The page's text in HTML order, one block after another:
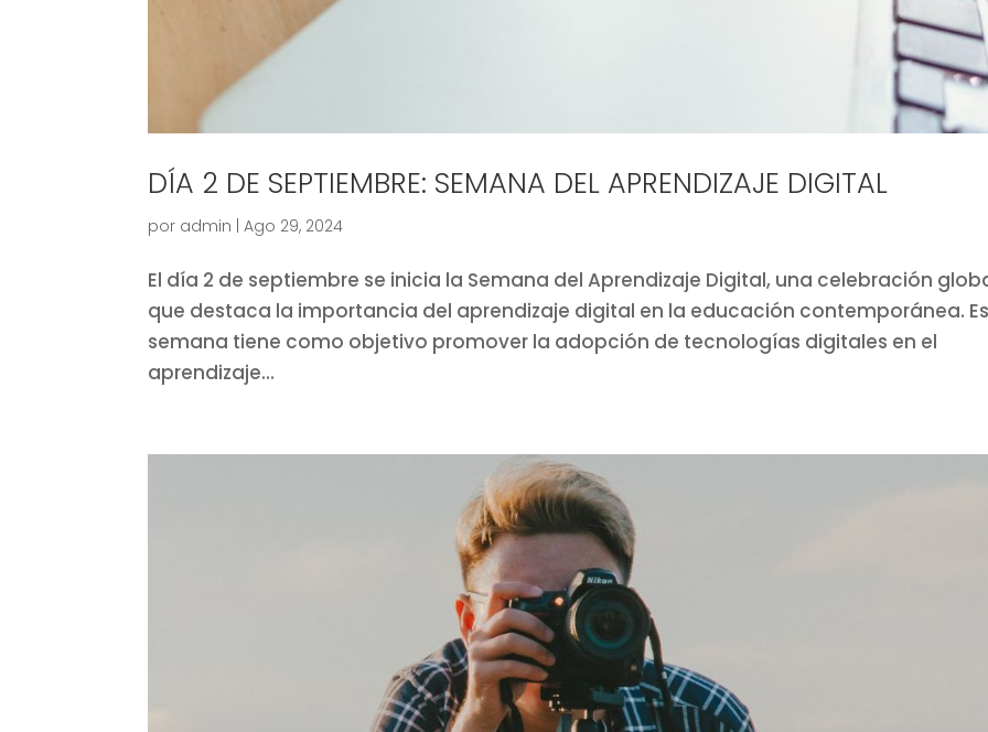
DÍA 2 DE SEPTIEMBRE: SEMANA DEL APRENDIZAJE DIGITAL
por admin |Ago 29, 2024
El día 2 de septiembre se inicia la Semana del Aprendizaje Digital, una celebración
que destaca la importancia del aprendizaje digital en la educación contemporánea.
semana tiene como objetivo promover la adopción de tecnologías digitales en el
aprendizaje...